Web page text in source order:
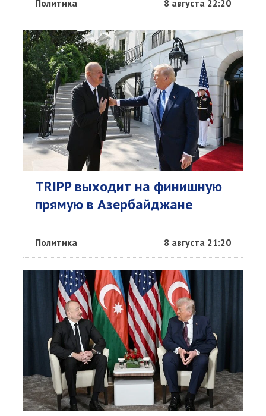
Политика 8 августа 22:20
TRIPP выходит на финишную
прямую в Азербайджане
Политика 8 августа 21:20